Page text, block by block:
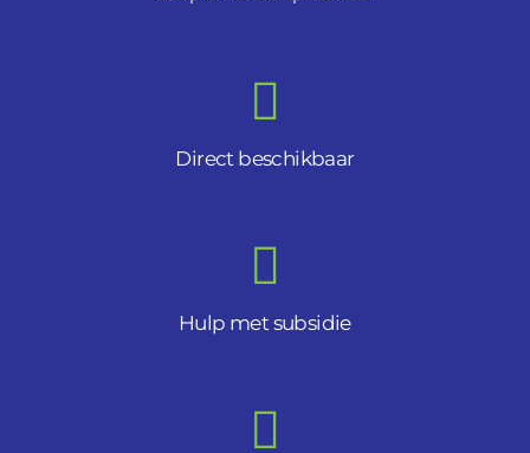
Direct beschikbaar
Hulp met subsidie